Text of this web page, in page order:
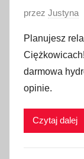
O
u
b
l
i
w
przez Justyna
Planujesz
darmowa
opinie.
Czytaj dalej